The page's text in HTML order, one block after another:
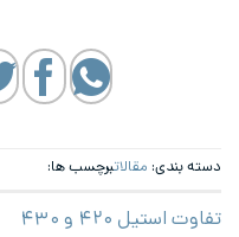
دسته بندی: مقالاتبرچسب ها:
تفاوت استیل ۴۲۰ و ۴۳۰